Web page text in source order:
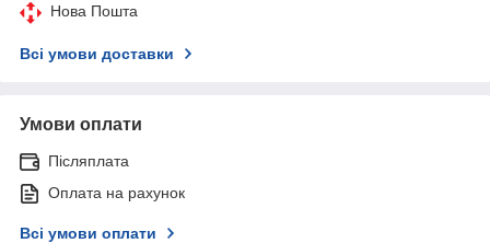
Нова Пошта
Всі умови доставки
Умови оплати
Післяплата
Оплата на рахунок
Всі умови оплати